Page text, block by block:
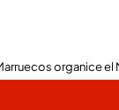
organice